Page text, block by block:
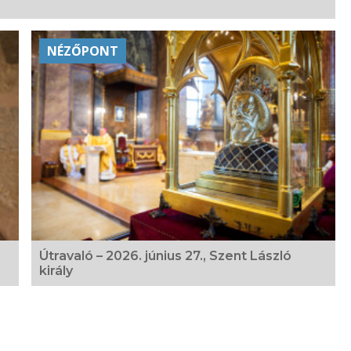
NÉZŐPONT
Útravaló – 2026. június 27., Szent László
király